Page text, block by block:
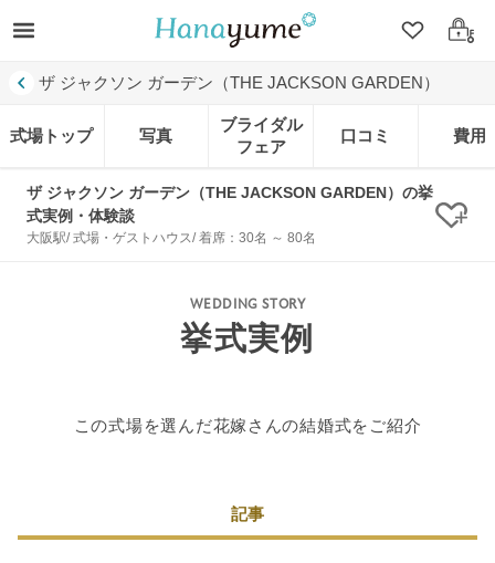
クリップ
ログ
ザ ジャクソン ガーデン（THE JACKSON GARDEN）
式場トップ 写真
ブライダル
フェア
口コミ 費用
ザ ジャクソン ガーデン（THE JACKSON GARDEN）の挙
式実例・体験談
大阪駅/ 式場・ゲストハウス/ 着席：30名 ～ 80名 ク
WEDDING STORY
挙式実例
この式場を選んだ花嫁さんの結婚式をご紹介
記事